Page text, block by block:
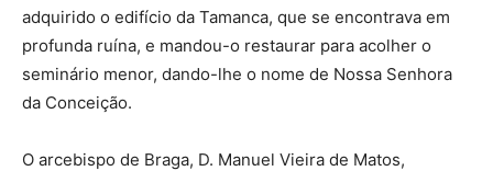
adquirido o edifício da Tamanca, que se encontrava em
profunda ruína, e mandou-o restaurar para acolher o
seminário menor, dando-lhe o nome de Nossa Senhora
da Conceição.
O arcebispo de Braga, D. Manuel Vieira de Matos,